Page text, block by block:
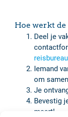
Hoe werkt
Deel je
reisbureau
Iemand
om
Je
Bevestig
maart!